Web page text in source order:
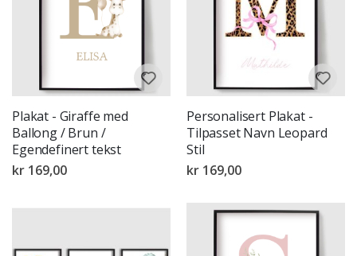
Plakat - Giraffe med
Ballong / Brun /
Egendefinert tekst
kr 169,00
Personalisert Plakat -
Tilpasset Navn Leopard
Stil
kr 169,00